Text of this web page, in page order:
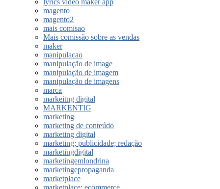
magento
magento2
mais comisao
Mais comissão sobre as vendas
maker
manipulacao
manipulação de image
manipulação de imagem
manipulação de imagens
marca
markeitng digital
MARKENTIG
marketing
marketing de conteúdo
marketing digital
marketing; publicidade; redação
marketingdigital
marketingemlondrina
marketingepropaganda
marketplace
marketplace; ecommerce